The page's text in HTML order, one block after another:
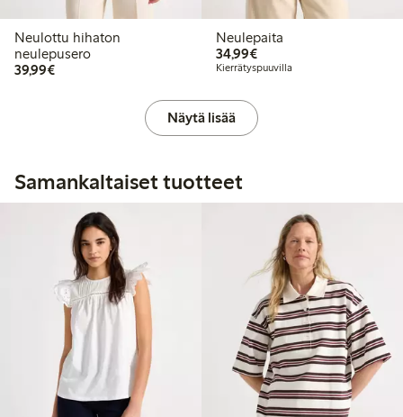
Neulottu hihaton
neulepusero
39,99€39,99 €
Neulepaita
34,99€34,99 €
Kierrätyspuuvilla
Näytä lisää
Samankaltaiset tuotteet